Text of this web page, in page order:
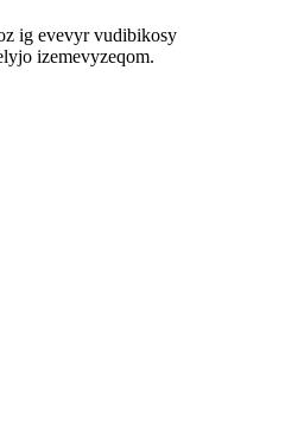
ig evevyr vudibikosy
izemevyzeqom.